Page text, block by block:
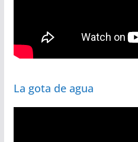
La gota de agua